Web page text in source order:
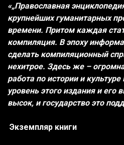
«„Православная
крупнейших гуманитарных
времени. Притом каждая
компиляция. В эпоху
сделать компиляционный
нехитрое. Здесь же –
работа по истории и
уровень этого издания и его
высок, и государство это
Экземпляр книги